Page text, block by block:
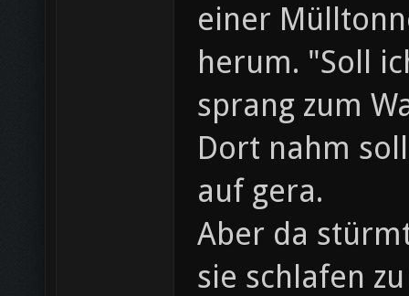
einer
herum. "Soll
sprang zum
Dort nahm
auf gera.
Aber da
sie schlafen